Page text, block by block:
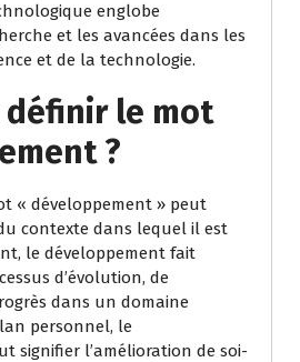
englobe
et les avancées dans les
et de la technologie.
définir le mot
?
« développement » peut
contexte dans lequel il est
le développement fait
d’évolution, de
dans un domaine
personnel, le
signifier l’amélioration de soi-